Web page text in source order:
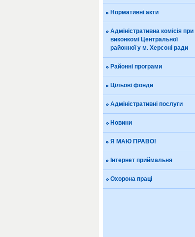
Нормативні акти
Адміністративна комісія при
виконкомі Центральної
районної у м. Херсоні ради
Районні програми
Цільові фонди
Адміністративні послуги
Новини
Я МАЮ ПРАВО!
Інтернет приймальня
Охорона праці